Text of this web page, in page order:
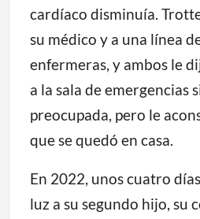
cardíaco disminuía.
su médico y a una línea
enfermeras, y ambos le
a la sala de emergencias
preocupada, pero le
que se quedó en casa.
En 2022, unos cuatro
luz a su segundo hijo, su